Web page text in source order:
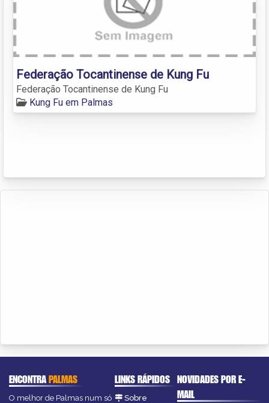
Federação Tocantinense de Kung Fu
Federação Tocantinense de Kung Fu
Kung Fu em Palmas
ENCONTRAPALMAS
O melhor de Palmas num só
LINKS RÁPIDOS
Sobre
NOVIDADES POR E-
MAIL